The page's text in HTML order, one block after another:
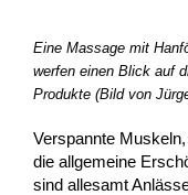
Eine Massage mit
werfen einen Blick auf
Produkte (Bild von
Verspannte
die allgemeine
sind allesamt